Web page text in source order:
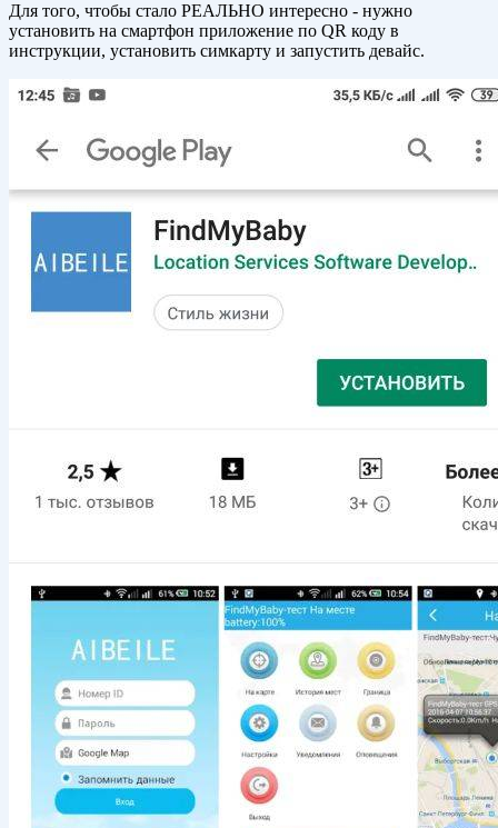
Для того, чтобы стало РЕАЛЬНО интересно - нужно
установить на смартфон приложение по QR коду в
инструкции, установить симкарту и запустить девайс.